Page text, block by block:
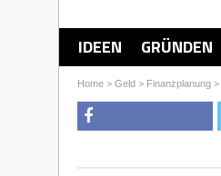
IDEEN GRÜNDEN
Home> Geld> Finanzplanung>